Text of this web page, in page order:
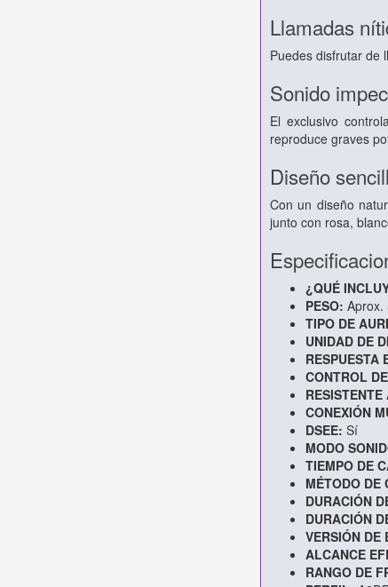
Llamadas
Puedes disfrutar de
Sonido
El exclusivo
reproduce graves
Diseño
Con un diseño
junto con rosa,
¿QUÉ
PESO: Aprox.
TIPO DE
UNIDAD DE
RESPUESTA
CONTROL
CONEXIÓN
DSEE: Sí
MODO
TIEMPO DE
MÉTODO DE
DURACIÓN
DURACIÓN
VERSIÓN
ALCANCE
RANGO DE